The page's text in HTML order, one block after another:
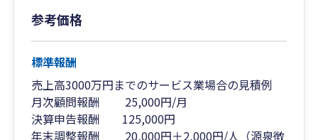
参考価格
標準報酬
売上高3000万円までのサービス業場合の見積例
月次顧問報酬 25,000円/月
決算申告報酬 125,000円
年末調整報酬 20,000円＋2,000円/人（源泉徴